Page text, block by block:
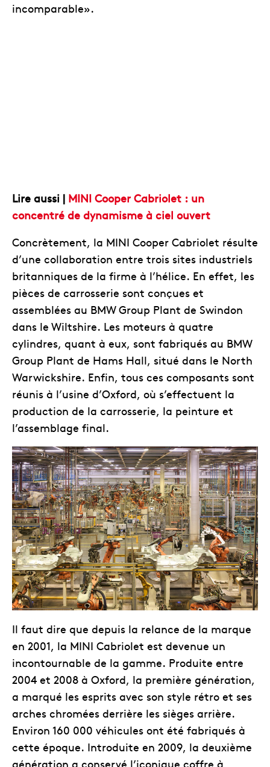
incomparable».
Lire aussi | MINI Cooper Cabriolet : un
concentré de dynamisme à ciel ouvert
Concrètement, la MINI Cooper Cabriolet résulte
d’une collaboration entre trois sites industriels
britanniques de la firme à l’hélice. En effet, les
pièces de carrosserie sont conçues et
assemblées au BMW Group Plant de Swindon
dans le Wiltshire. Les moteurs à quatre
cylindres, quant à eux, sont fabriqués au BMW
Group Plant de Hams Hall, situé dans le North
Warwickshire. Enfin, tous ces composants sont
réunis à l’usine d’Oxford, où s’effectuent la
production de la carrosserie, la peinture et
l’assemblage final.
Il faut dire que depuis la relance de la marque
en 2001, la MINI Cabriolet est devenue un
incontournable de la gamme. Produite entre
2004 et 2008 à Oxford, la première génération,
a marqué les esprits avec son style rétro et ses
arches chromées derrière les sièges arrière.
Environ 160 000 véhicules ont été fabriqués à
cette époque. Introduite en 2009, la deuxième
génération a conservé l’iconique coffre à